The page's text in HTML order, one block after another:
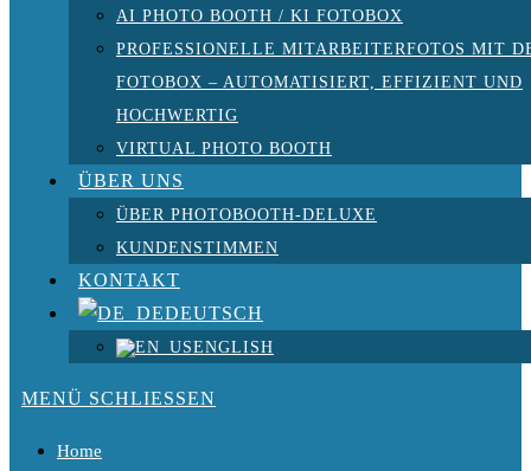
AI PHOTO BOOTH / KI FOTOBOX
PROFESSIONELLE MITARBEITERFOTOS MIT
FOTOBOX – AUTOMATISIERT, EFFIZIENT UND
HOCHWERTIG
VIRTUAL PHOTO BOOTH
ÜBER UNS
ÜBER PHOTOBOOTH-DELUXE
KUNDENSTIMMEN
KONTAKT
DEUTSCH
ENGLISH
MENÜ SCHLIESSEN
Home